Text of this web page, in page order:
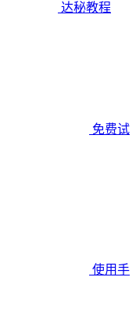
达秘教程
免费试
使用手